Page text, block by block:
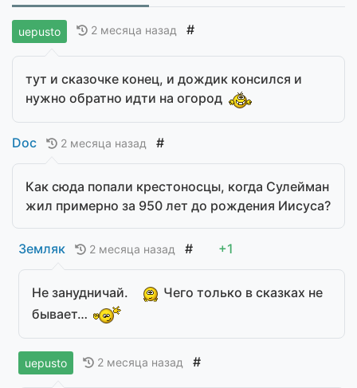
uepusto 2 месяца назад #
тут и сказочке конец, и дождик консился и
нужно обратно идти на огород
Doc 2 месяца назад #
Как сюда попали крестоносцы, когда Сулейман
жил примерно за 950 лет до рождения Иисуса?
Земляк 2 месяца назад # +1
Не занудничай.
Чего только в сказках не
бывает…
uepusto 2 месяца назад #